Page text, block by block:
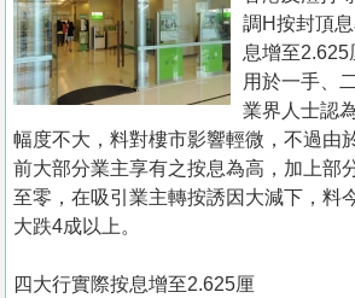
手
冊
於
我
們
調H按封頂
息增至2.625
用於一手、
業界人士認
幅度不大，料對樓市影響輕微，不過由
前大部分業主享有之按息為高，加上部
至零，在吸引業主轉按誘因大減下，料
大跌4成以上。
四大行實際按息增至2.625厘